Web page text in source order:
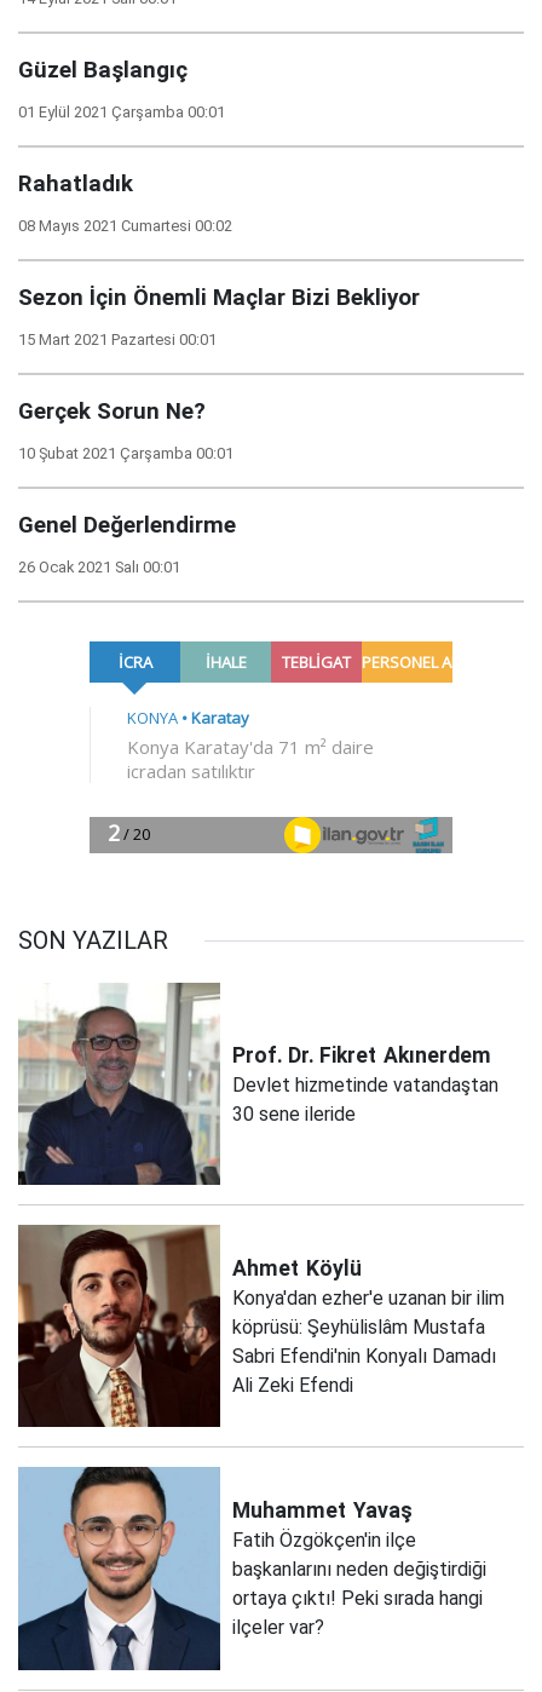
Güzel Başlangıç
01 Eylül 2021 Çarşamba 00:01
Rahatladık
08 Mayıs 2021 Cumartesi 00:02
Sezon İçin Önemli Maçlar Bizi Bekliyor
15 Mart 2021 Pazartesi 00:01
Gerçek Sorun Ne?
10 Şubat 2021 Çarşamba 00:01
Genel Değerlendirme
26 Ocak 2021 Salı 00:01
SON YAZILAR
Prof. Dr. Fikret Akınerdem
Devlet hizmetinde vatandaştan
30 sene ileride
Ahmet Köylü
Konya'dan ezher'e uzanan bir ilim
köprüsü: Şeyhülislâm Mustafa
Sabri Efendi'nin Konyalı Damadı
Ali Zeki Efendi
Muhammet Yavaş
Fatih Özgökçen'in ilçe
başkanlarını neden değiştirdiği
ortaya çıktı! Peki sırada hangi
ilçeler var?